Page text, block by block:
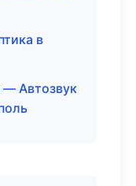
в
— Автозвук